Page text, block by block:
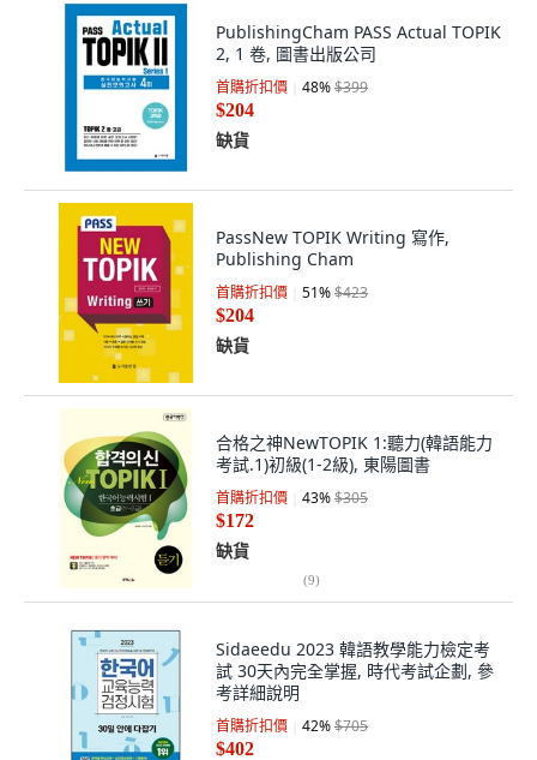
PublishingCham PASS Actual TOPIK
2, 1 卷, 圖書出版公司
首購折扣價 48%$399
$204
缺貨
PassNew TOPIK Writing 寫作,
Publishing Cham
首購折扣價 51%$423
$204
缺貨
合格之神NewTOPIK 1:聽力(韓語能力
考試.1)初級(1-2級), 東陽圖書
首購折扣價 43%$305
$172
缺貨
(9)
Sidaeedu 2023 韓語教學能力檢定考
試 30天內完全掌握, 時代考試企劃, 參
考詳細說明
首購折扣價 42%$705
$402